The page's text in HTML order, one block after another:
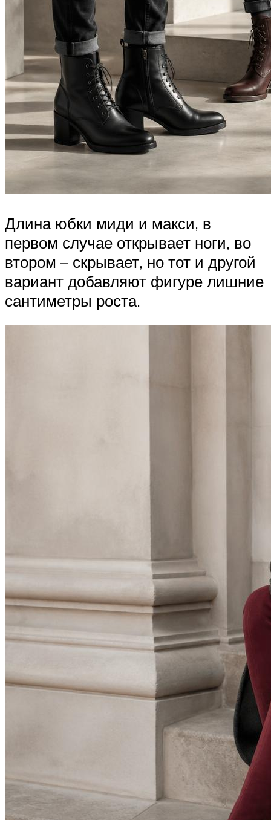
Длина юбки миди и макси, в
первом случае открывает ноги, во
втором – скрывает, но тот и другой
вариант добавляют фигуре лишние
сантиметры роста.